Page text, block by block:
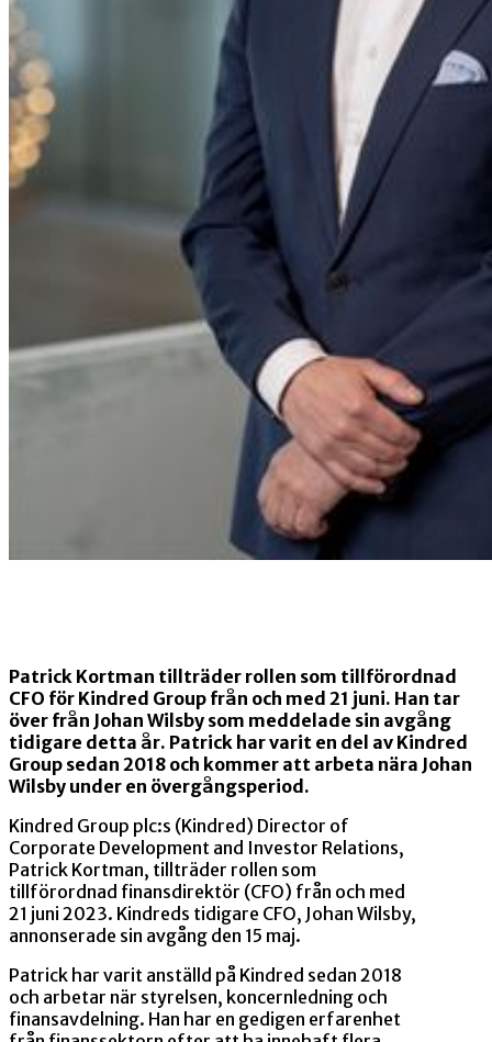
Patrick Kortman tillträder rollen som tillförordnad
CFO för Kindred Group från och med 21 juni. Han tar
över från Johan Wilsby som meddelade sin avgång
tidigare detta år. Patrick har varit en del av Kindred
Group sedan 2018 och kommer att arbeta nära Johan
Wilsby under en övergångsperiod.
Kindred Group plc:s (Kindred) Director of
Corporate Development and Investor Relations,
Patrick Kortman, tillträder rollen som
tillförordnad finansdirektör (CFO) från och med
21 juni 2023. Kindreds tidigare CFO, Johan Wilsby,
annonserade sin avgång den 15 maj.
Patrick har varit anställd på Kindred sedan 2018
och arbetar när styrelsen, koncernledning och
finansavdelning. Han har en gedigen erfarenhet